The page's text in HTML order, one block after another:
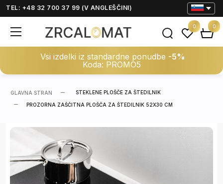
TEL: +48 32 700 37 99 (V ANGLEŠČINI)
Vsi izdelki iz standardne ponudbe -5%
Koda: PROMO5
0 0
GLAVNA STRAN STEKLENE PLOŠČE ZA ŠTEDILNIK
PROZORNA ZAŠČITNA PLOŠČA ZA ŠTEDILNIK 52X30 CM